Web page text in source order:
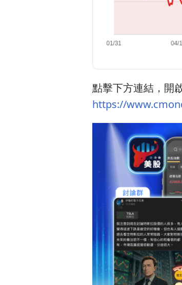
點擊下方連結，開
https://